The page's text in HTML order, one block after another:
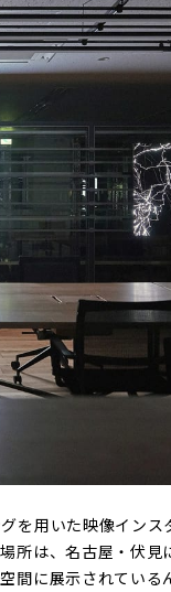
を用いた映像イン
所は、名古屋・伏見
間に展示されている